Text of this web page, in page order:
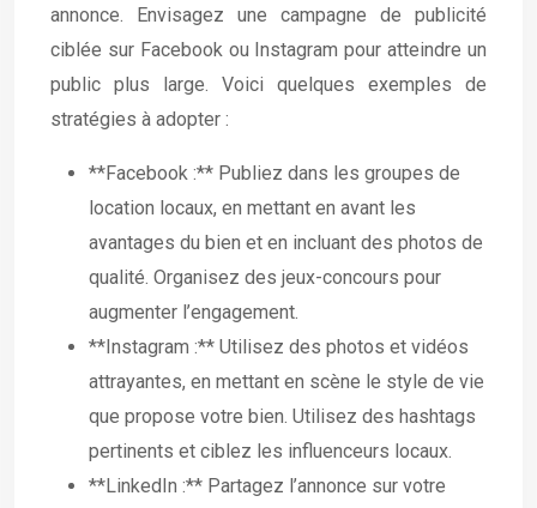
annonce. Envisagez une campagne de publicité
ciblée sur Facebook ou Instagram pour atteindre un
public plus large. Voici quelques exemples de
stratégies à adopter :
**Facebook :** Publiez dans les groupes de
location locaux, en mettant en avant les
avantages du bien et en incluant des photos de
qualité. Organisez des jeux-concours pour
augmenter l’engagement.
**Instagram :** Utilisez des photos et vidéos
attrayantes, en mettant en scène le style de vie
que propose votre bien. Utilisez des hashtags
pertinents et ciblez les influenceurs locaux.
**LinkedIn :** Partagez l’annonce sur votre